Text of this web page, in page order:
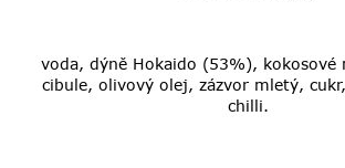
voda, dýně Hokaido (53%), kokosové
cibule, olivový olej, zázvor mletý,
chilli.